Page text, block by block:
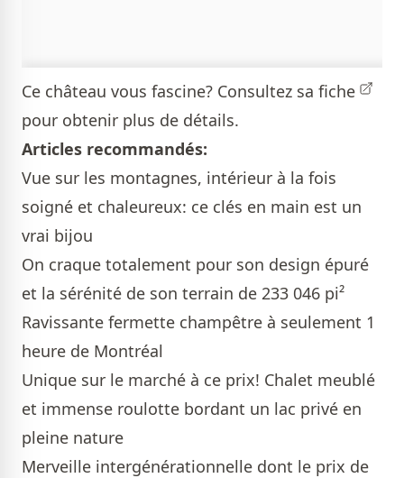
Ce château vous fascine? Consultez sa fiche
pour obtenir plus de détails.
Articles recommandés:
Vue sur les montagnes, intérieur à la fois
soigné et chaleureux: ce clés en main est un
vrai bijou
On craque totalement pour son design épuré
et la sérénité de son terrain de 233 046 pi²
Ravissante fermette champêtre à seulement 1
heure de Montréal
Unique sur le marché à ce prix! Chalet meublé
et immense roulotte bordant un lac privé en
pleine nature
Merveille intergénérationnelle dont le prix de